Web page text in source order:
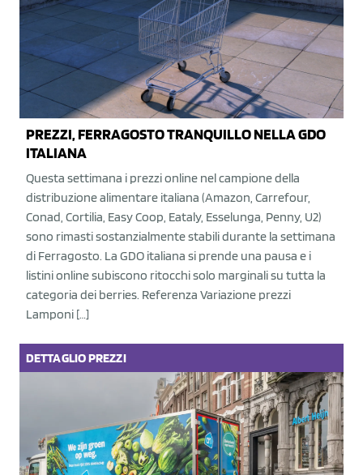
PREZZI, FERRAGOSTO TRANQUILLO NELLA GDO
ITALIANA
Questa settimana i prezzi online nel campione della
distribuzione alimentare italiana (Amazon, Carrefour,
Conad, Cortilia, Easy Coop, Eataly, Esselunga, Penny, U2)
sono rimasti sostanzialmente stabili durante la settimana
di Ferragosto. La GDO italiana si prende una pausa e i
listini online subiscono ritocchi solo marginali su tutta la
categoria dei berries. Referenza Variazione prezzi
Lamponi […]
DETTAGLIOPREZZI